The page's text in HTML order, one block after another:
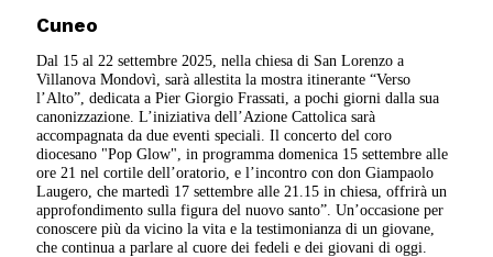
Cuneo
Dal 15 al 22 settembre 2025, nella chiesa di San Lorenzo a
Villanova Mondovì, sarà allestita la mostra itinerante “Verso
l’Alto”, dedicata a Pier Giorgio Frassati, a pochi giorni dalla sua
canonizzazione. L’iniziativa dell’Azione Cattolica sarà
accompagnata da due eventi speciali. Il concerto del coro
diocesano "Pop Glow", in programma domenica 15 settembre alle
ore 21 nel cortile dell’oratorio, e l’incontro con don Giampaolo
Laugero, che martedì 17 settembre alle 21.15 in chiesa, offrirà un
approfondimento sulla figura del nuovo santo”. Un’occasione per
conoscere più da vicino la vita e la testimonianza di un giovane,
che continua a parlare al cuore dei fedeli e dei giovani di oggi.